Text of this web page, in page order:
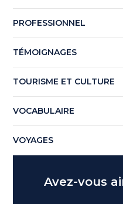
PROFESSIONNEL
TÉMOIGNAGES
TOURISME ET CULTURE
VOCABULAIRE
VOYAGES
Avez-vous